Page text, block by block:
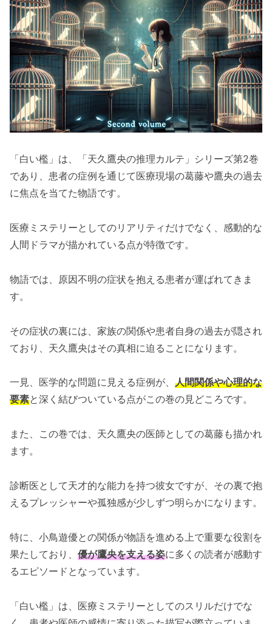
「白い檻」は、「天久鷹央の推理カルテ」シリーズ第2巻
であり、患者の症例を通じて医療現場の葛藤や鷹央の過去
に焦点を当てた物語です。
医療ミステリーとしてのリアリティだけでなく、感動的な
人間ドラマが描かれている点が特徴です。
物語では、原因不明の症状を抱える患者が運ばれてきま
す。
その症状の裏には、家族の関係や患者自身の過去が隠され
ており、天久鷹央はその真相に迫ることになります。
一見、医学的な問題に見える症例が、 人間関係や心理的な
要素と深く結びついている点がこの巻の見どころです。
また、この巻では、天久鷹央の医師としての葛藤も描かれ
ます。
診断医として天才的な能力を持つ彼女ですが、その裏で抱
えるプレッシャーや孤独感が少しずつ明らかになります。
特に、小鳥遊優との関係が物語を進める上で重要な役割を
果たしており、 優が鷹央を支える姿に多くの読者が感動す
るエピソードとなっています。
「白い檻」は、医療ミステリーとしてのスリルだけでな